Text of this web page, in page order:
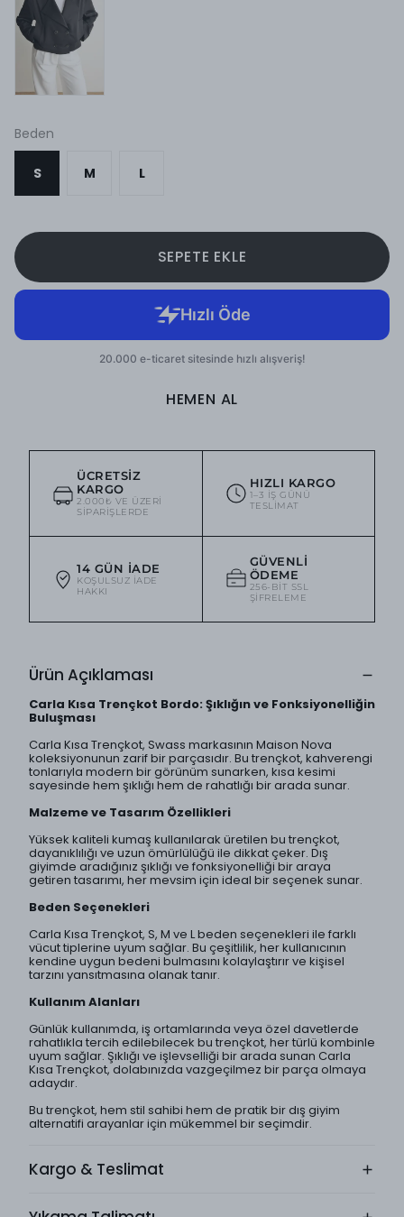
Beden
S M L
SEPETE EKLE
HEMEN AL
ÜCRETSIZ
KARGO
2.000₺ VE ÜZERI
SIPARIŞLERDE
HIZLI KARGO
1–3 IŞ GÜNÜ
TESLIMAT
14 GÜN İADE
KOŞULSUZ IADE
HAKKI
GÜVENLI
ÖDEME
256-BIT SSL
ŞIFRELEME
Ürün Açıklaması
Carla Kısa Trençkot Bordo: Şıklığın ve Fonksiyonelliğin
Buluşması
Carla Kısa Trençkot, Swass markasının Maison Nova
koleksiyonunun zarif bir parçasıdır. Bu trençkot, kahverengi
tonlarıyla modern bir görünüm sunarken, kısa kesimi
sayesinde hem şıklığı hem de rahatlığı bir arada sunar.
Malzeme ve Tasarım Özellikleri
Yüksek kaliteli kumaş kullanılarak üretilen bu trençkot,
dayanıklılığı ve uzun ömürlülüğü ile dikkat çeker. Dış
giyimde aradığınız şıklığı ve fonksiyonelliği bir araya
getiren tasarımı, her mevsim için ideal bir seçenek sunar.
Beden Seçenekleri
Carla Kısa Trençkot, S, M ve L beden seçenekleri ile farklı
vücut tiplerine uyum sağlar. Bu çeşitlilik, her kullanıcının
kendine uygun bedeni bulmasını kolaylaştırır ve kişisel
tarzını yansıtmasına olanak tanır.
Kullanım Alanları
Günlük kullanımda, iş ortamlarında veya özel davetlerde
rahatlıkla tercih edilebilecek bu trençkot, her türlü kombinle
uyum sağlar. Şıklığı ve işlevselliği bir arada sunan Carla
Kısa Trençkot, dolabınızda vazgeçilmez bir parça olmaya
adaydır.
Bu trençkot, hem stil sahibi hem de pratik bir dış giyim
alternatifi arayanlar için mükemmel bir seçimdir.
Kargo & Teslimat